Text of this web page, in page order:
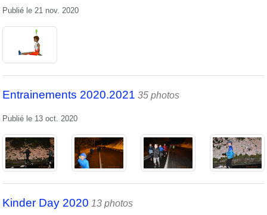
Publié le 21 nov. 2020
Entrainements 2020.2021 35 photos
Publié le 13 oct. 2020
Kinder Day 2020 13 photos